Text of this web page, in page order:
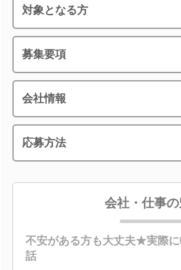
対象となる方
募集要項
会社情報
応募方法
会社・仕事の
不安がある方も大丈夫★実際
話